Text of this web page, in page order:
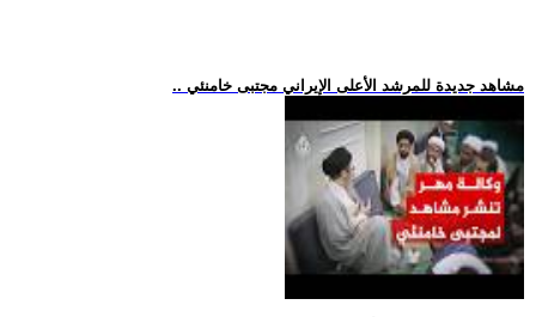
.. مشاهد جديدة للمرشد الأعلى الإيراني مجتبى خامنئي